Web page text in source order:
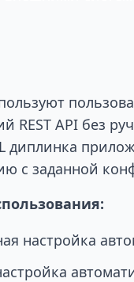
REST API без
диплинка
с заданной
настройка